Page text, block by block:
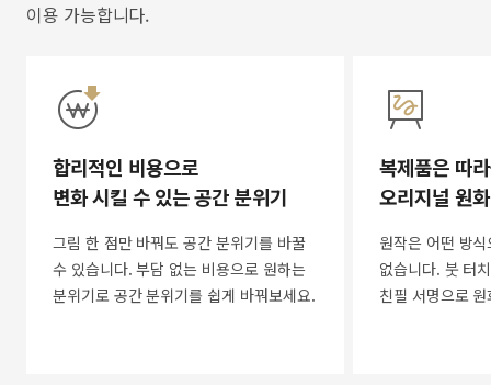
이용 가능합니다.
합리적인 비용으로
변화 시킬 수 있는 공간 분위기
그림 한 점만 바꿔도 공간 분위기를 바꿀
수 있습니다. 부담 없는 비용으로 원하는
분위기로 공간 분위기를 쉽게 바꿔보세요.
복제품은 따
오리지널 원
원작은 어떤 방
없습니다. 붓 터
친필 서명으로